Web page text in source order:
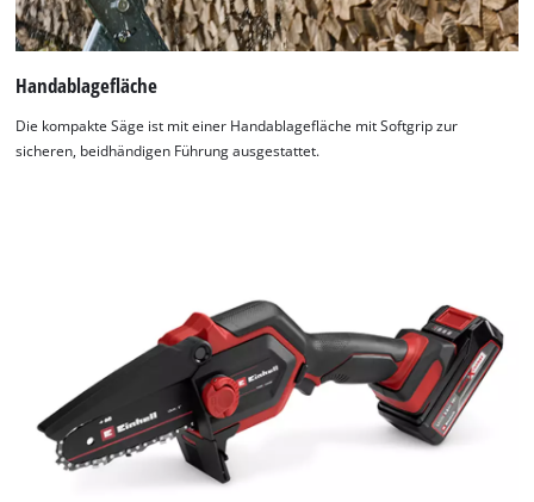
Handablagefläche
Die kompakte Säge ist mit einer Handablagefläche mit Softgrip zur
sicheren, beidhändigen Führung ausgestattet.